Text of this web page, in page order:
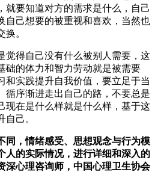
就要知道对方的需求是什么，自己
自己想要的被重视和喜欢，当然也
。
觉得自己没有什么被别人需要，这
础的体力和智力劳动就是被需要
和实践提升自我价值，要立足于当
循序渐进走出自己的路，不要总是
现在是什么样就是什么样，基于这
己。
同，情绪感受、思想观念与行为模
人的实际情况，进行详细和深入的
深心理咨询师，中国心理卫生协会